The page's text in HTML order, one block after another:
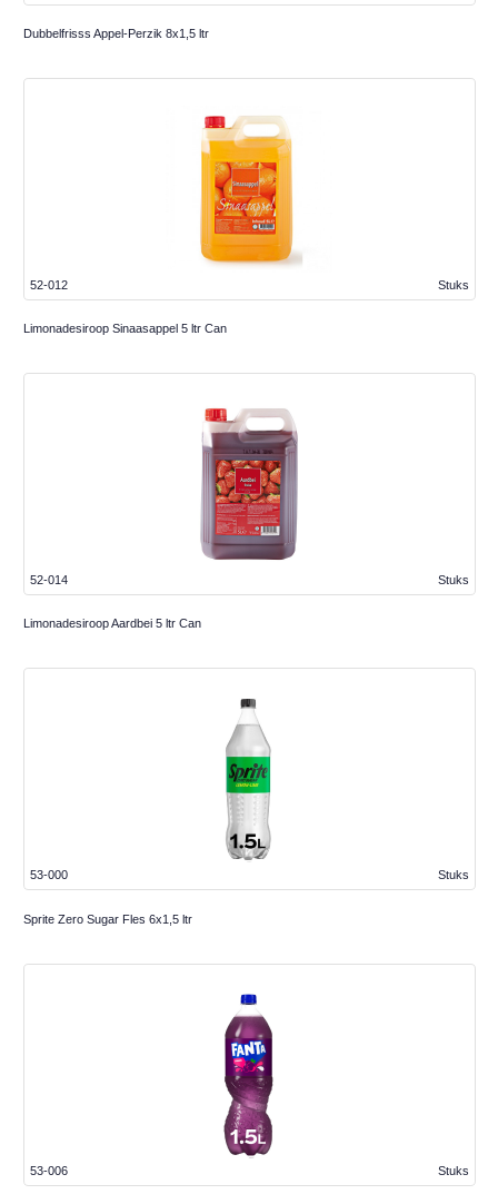
Dubbelfrisss Appel-Perzik 8x1,5 ltr
Stuks
52-012
Limonadesiroop Sinaasappel 5 ltr Can
Stuks
52-014
Limonadesiroop Aardbei 5 ltr Can
Stuks
53-000
Sprite Zero Sugar Fles 6x1,5 ltr
Stuks
53-006